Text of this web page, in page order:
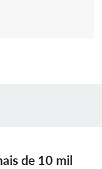
de 10 mil